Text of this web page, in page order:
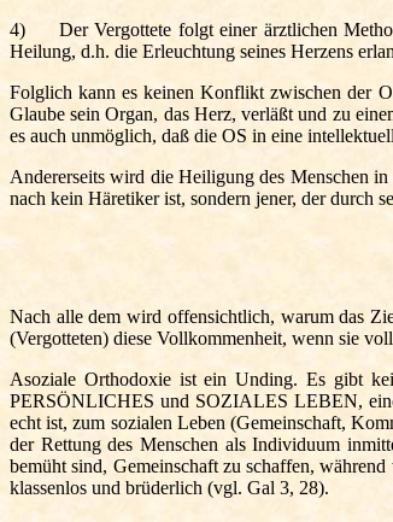
4) Der Vergottete folgt einer ärztlichen
Heilung, d.h. die Erleuchtung seines Herzens
Folglich kann es keinen Konflikt zwischen der
Glaube sein Organ, das Herz, verläßt und zu
es auch unmöglich, daß die OS in eine
Andererseits wird die Heiligung des Menschen
nach kein Häretiker ist, sondern jener, der durch
Nach alle dem wird offensichtlich, warum das
(Vergotteten) diese Vollkommenheit, wenn sie
Asoziale Orthodoxie ist ein Unding. Es gibt
PERSÖNLICHES und SOZIALES LEBEN,
echt ist, zum sozialen Leben (Gemeinschaft,
der Rettung des Menschen als Individuum
bemüht sind, Gemeinschaft zu schaffen,
klassenlos und brüderlich (vgl. Gal 3, 28).